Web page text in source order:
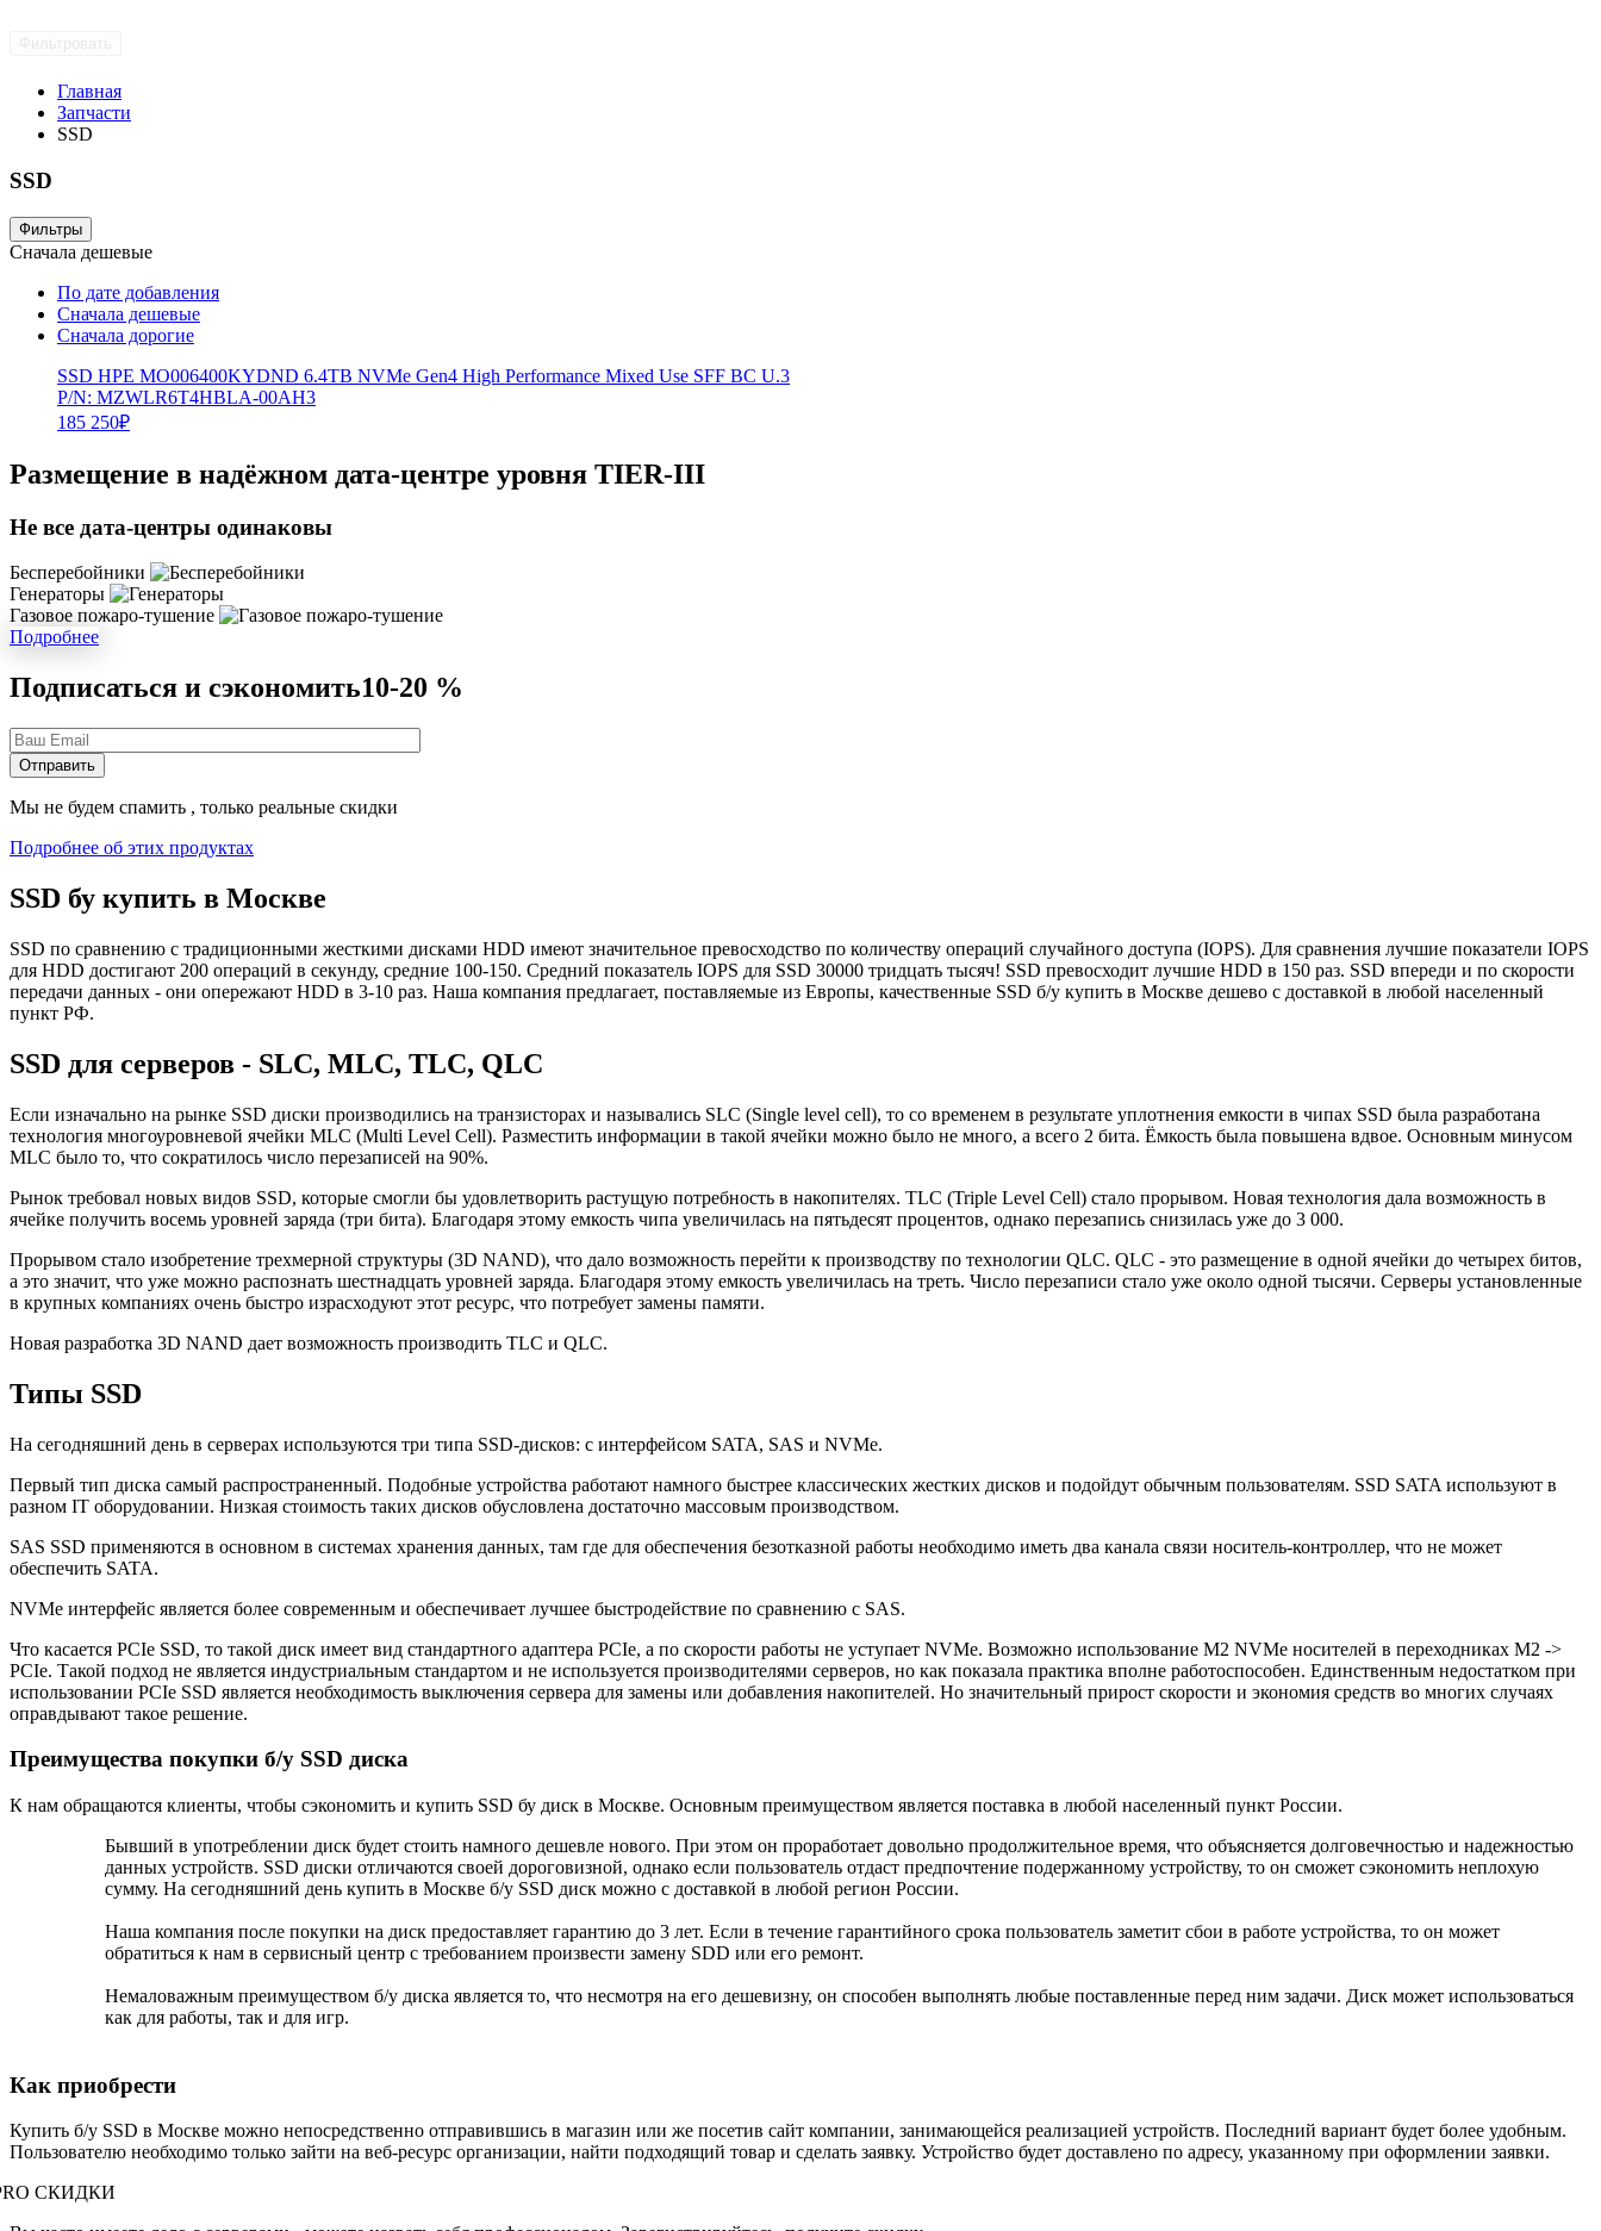
Главная
Запчасти
SSD
SSD
Фильтры
Сначала дешевые
По дате добавления
Сначала дешевые
Сначала дорогие
SSD HPE MO006400KYDND 6.4TB NVMe Gen4 High Performance Mixed Use SFF BC U.3
P/N: MZWLR6T4HBLA-00AH3
185 250₽
Размещение в надёжном дата-центре уровня TIER-III
Не все дата-центры одинаковы
Бесперебойники
Генераторы
Газовое пожаро-тушение
Подробнее
Подписаться и сэкономить10-20 %
Мы не будем спамить , только реальные скидки
Подробнее об этих продуктах
SSD бу купить в Москве
SSD по сравнению с традиционными жесткими дисками HDD имеют значительное превосходство по количеству операций случайного доступа (IOPS). Для сравнения лучшие показатели IOPS
для HDD достигают 200 операций в секунду, средние 100-150. Средний показатель IOPS для SSD 30000 тридцать тысяч! SSD превосходит лучшие HDD в 150 раз. SSD впереди и по скорости
передачи данных - они опережают HDD в 3-10 раз. Наша компания предлагает, поставляемые из Европы, качественные SSD б/у купить в Москве дешево с доставкой в любой населенный
пункт РФ.
SSD для серверов - SLC, MLC, TLC, QLC
Если изначально на рынке SSD диски производились на транзисторах и назывались SLC (Single level cell), то со временем в результате уплотнения емкости в чипах SSD была разработана
технология многоуровневой ячейки MLC (Multi Level Cell). Разместить информации в такой ячейки можно было не много, а всего 2 бита. Ёмкость была повышена вдвое. Основным минусом
MLC было то, что сократилось число перезаписей на 90%.
Рынок требовал новых видов SSD, которые смогли бы удовлетворить растущую потребность в накопителях. TLC (Triple Level Cell) стало прорывом. Новая технология дала возможность в
ячейке получить восемь уровней заряда (три бита). Благодаря этому емкость чипа увеличилась на пятьдесят процентов, однако перезапись снизилась уже до 3 000.
Прорывом стало изобретение трехмерной структуры (3D NAND), что дало возможность перейти к производству по технологии QLC. QLC - это размещение в одной ячейки до четырех битов,
а это значит, что уже можно распознать шестнадцать уровней заряда. Благодаря этому емкость увеличилась на треть. Число перезаписи стало уже около одной тысячи. Серверы установленные
в крупных компаниях очень быстро израсходуют этот ресурс, что потребует замены памяти.
Новая разработка 3D NAND дает возможность производить TLC и QLC.
Типы SSD
На сегодняшний день в серверах используются три типа SSD-дисков: с интерфейсом SATA, SAS и NVMe.
Первый тип диска самый распространенный. Подобные устройства работают намного быстрее классических жестких дисков и подойдут обычным пользователям. SSD SATA используют в
разном IT оборудовании. Низкая стоимость таких дисков обусловлена достаточно массовым производством.
SAS SSD применяются в основном в системах хранения данных, там где для обеспечения безотказной работы необходимо иметь два канала связи носитель-контроллер, что не может
обеспечить SATA.
NVMe интерфейс является более современным и обеспечивает лучшее быстродействие по сравнению с SAS.
Что касается PCIe SSD, то такой диск имеет вид стандартного адаптера PCIe, а по скорости работы не уступает NVMe. Возможно использование M2 NVMe носителей в переходниках M2 ->
PCIe. Такой подход не является индустриальным стандартом и не используется производителями серверов, но как показала практика вполне работоспособен. Единственным недостатком при
использовании PCIe SSD является необходимость выключения сервера для замены или добавления накопителей. Но значительный прирост скорости и экономия средств во многих случаях
оправдывают такое решение.
Преимущества покупки б/у SSD диска
К нам обращаются клиенты, чтобы сэкономить и купить SSD бу диск в Москве. Основным преимуществом является поставка в любой населенный пункт России.
Бывший в употреблении диск будет стоить намного дешевле нового. При этом он проработает довольно продолжительное время, что объясняется долговечностью и надежностью
данных устройств. SSD диски отличаются своей дороговизной, однако если пользователь отдаст предпочтение подержанному устройству, то он сможет сэкономить неплохую
сумму. На сегодняшний день купить в Москве б/у SSD диск можно с доставкой в любой регион России.
Наша компания после покупки на диск предоставляет гарантию до 3 лет. Если в течение гарантийного срока пользователь заметит сбои в работе устройства, то он может
обратиться к нам в сервисный центр с требованием произвести замену SDD или его ремонт.
Немаловажным преимуществом б/у диска является то, что несмотря на его дешевизну, он способен выполнять любые поставленные перед ним задачи. Диск может использоваться
как для работы, так и для игр.
Как приобрести
Купить б/у SSD в Москве можно непосредственно отправившись в магазин или же посетив сайт компании, занимающейся реализацией устройств. Последний вариант будет более удобным.
Пользователю необходимо только зайти на веб-ресурс организации, найти подходящий товар и сделать заявку. Устройство будет доставлено по адресу, указанному при оформлении заявки.
СКИДКИ